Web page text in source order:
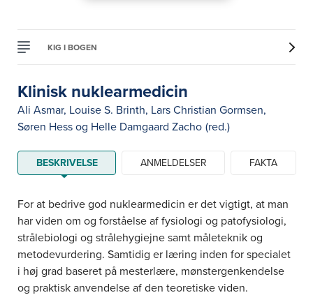
KIG I BOGEN
Klinisk nuklearmedicin
Ali Asmar, Louise S. Brinth, Lars Christian Gormsen,
Søren Hess og Helle Damgaard Zacho (red.)
BESKRIVELSE ANMELDELSER FAKTA
For at bedrive god nuklearmedicin er det vigtigt, at man
har viden om og forståelse af fysiologi og patofysiologi,
strålebiologi og strålehygiejne samt måleteknik og
metodevurdering. Samtidig er læring inden for specialet
i høj grad baseret på mesterlære, mønstergenkendelse
og praktisk anvendelse af den teoretiske viden.